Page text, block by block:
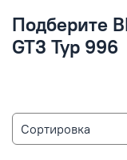
Подберите
GT3 Typ 996